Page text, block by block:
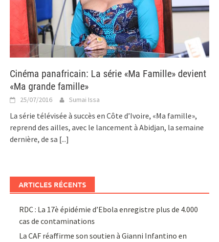
Cinéma panafricain: La série «Ma Famille» devient
«Ma grande famille»
25/07/2016 Sumai Issa
La série télévisée à succès en Côte d’Ivoire, «Ma famille»,
reprend des ailles, avec le lancement à Abidjan, la semaine
dernière, de sa [...]
ARTICLES RÉCENTS
RDC : La 17è épidémie d’Ebola enregistre plus de 4.000
cas de contaminations
La CAF réaffirme son soutien à Gianni Infantino en